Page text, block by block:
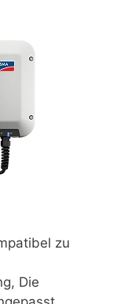
zu
Die